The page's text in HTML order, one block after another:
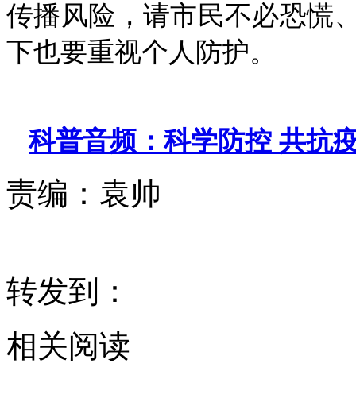
传播风险，请市民不必恐慌
下也要重视个人防护。
科普音频：科学防控 共抗
责编： 袁帅
转发到：
相关阅读